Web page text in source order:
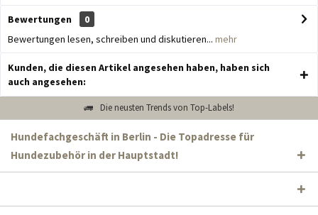
Bewertungen
0
Bewertungen lesen, schreiben und diskutieren... mehr
Kunden, die diesen Artikel angesehen haben, haben sich
auch angesehen:
Die neusten Trends von Top-Labels!
Hundefachgeschäft in Berlin - Die Topadresse für
Hundezubehör in der Hauptstadt!